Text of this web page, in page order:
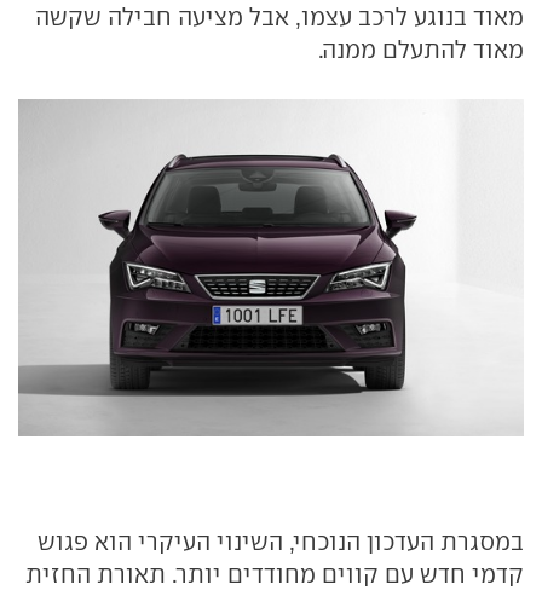
מאוד בנוגע לרכב עצמו, אבל מציעה חבילה שקשה
מאוד להתעלם ממנה.
במסגרת העדכון הנוכחי, השינוי העיקרי הוא פגוש
קדמי חדש עם קווים מחודדים יותר. תאורת החזית